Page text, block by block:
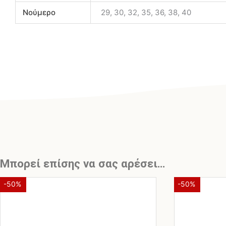
Νούμερο 29, 30, 32, 35, 36, 38, 40
Μπορεί επίσης να σας αρέσει…
-50% -50%